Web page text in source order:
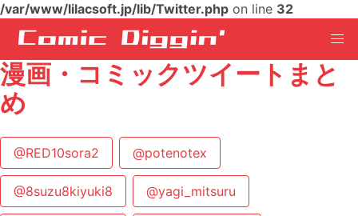
/var/www/lilacsoft.jp/lib/Twitter.php on line 32
漫画・コミックツイートまと
め
@RED10sora2 @potenotex
@8suzu8kiyuki8 @yagi_mitsuru